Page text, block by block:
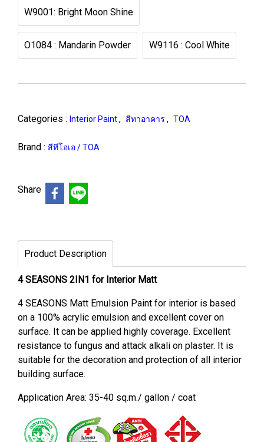
W9001: Bright Moon Shine
O1084 : Mandarin Powder W9116 : Cool White
Categories : Interior Paint, สีทาอาคาร , TOA
Brand : สีทีโอเอ / TOA
Share
Product Description
4 SEASONS 2IN1 for Interior Matt
4 SEASONS Matt Emulsion Paint for interior is based
on a 100% acrylic emulsion and excellent cover on
surface. It can be applied highly coverage. Excellent
resistance to fungus and attack alkali on plaster. It is
suitable for the decoration and protection of all interior
building surface.
Application Area: 35-40 sq.m./ gallon / coat